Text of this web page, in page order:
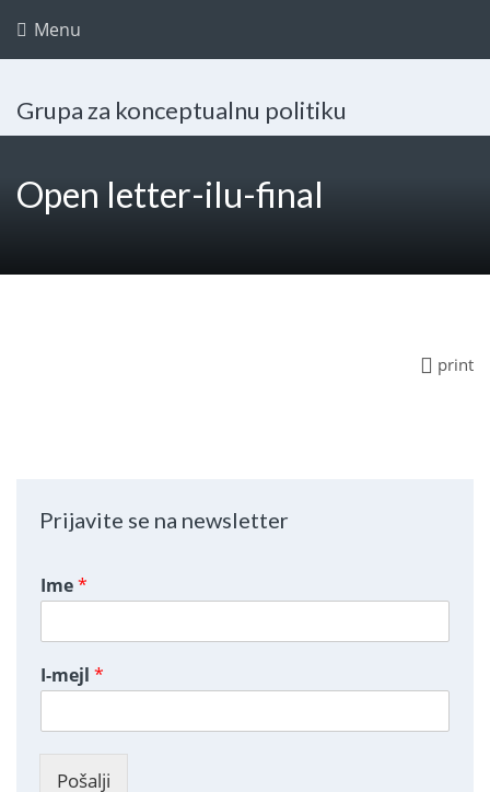
Menu
Grupa za konceptualnu politiku
Open letter-ilu-final
print
Prijavite se na newsletter
Ime*
I-mejl *
Pošalji